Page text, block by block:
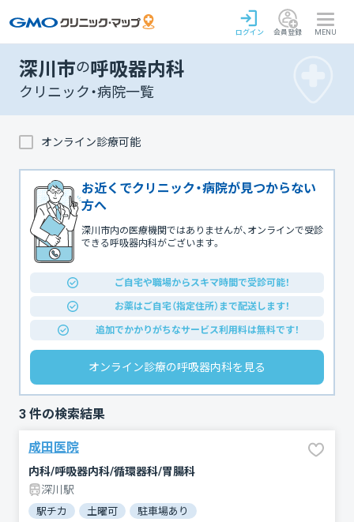
ログイン 会員登録 MENU
深川市の呼吸器内科
クリニック・病院一覧
オンライン診療可能
お近くでクリニック・病院が見つからない
方へ
深川市内の医療機関ではありませんが、オンラインで受診
できる呼吸器内科がございます。
ご自宅や職場からスキマ時間で受診可能！
お薬はご自宅（指定住所）まで配送します！
追加でかかりがちなサービス利用料は無料です！
オンライン診療の呼吸器内科を見る
3 件の検索結果
成田医院
内科/呼吸器内科/循環器科/胃腸科
深川駅
駅チカ 土曜可 駐車場あり